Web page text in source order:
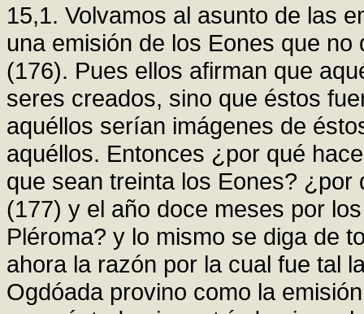
15,1. Volvamos al asunto de las
una emisión de los Eones que
(176). Pues ellos afirman que
seres creados, sino que éstos
aquéllos serían imágenes de
aquéllos. Entonces ¿por qué
que sean treinta los Eones?
(177) y el año doce meses por
Pléroma? y lo mismo se diga de
ahora la razón por la cual fue tal
Ogdóada provino como la